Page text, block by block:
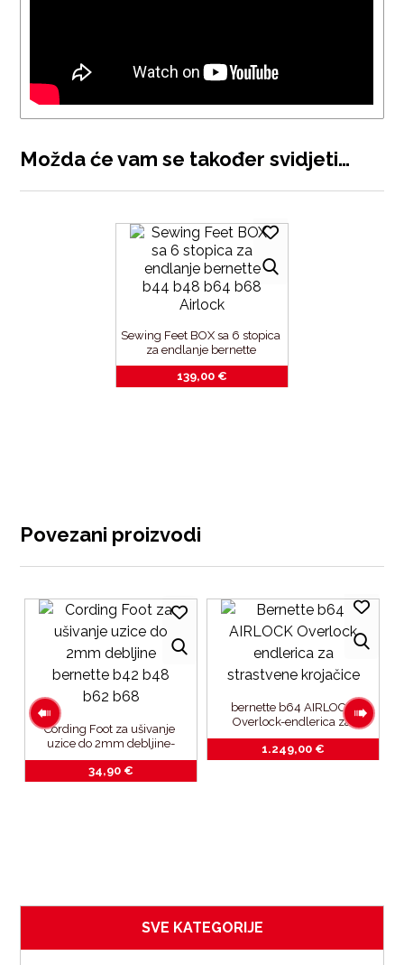
Možda će vam se također svidjeti…
Sewing Feet BOX sa 6 stopica
za endlanje bernette
b44_b48_b64_b68 Airlock
139,00 €
Povezani proizvodi
Cording Foot za ušivanje
uzice do 2mm debljine-
bernette b42_b48_b62_b68
34,90 €
bernette b64 AIRLOCK
Overlock-endlerica za
strastvene krojačice
1.249,00 €
SVE KATEGORIJE